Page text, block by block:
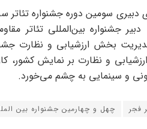
دبیری سومین دوره جشنواره تئاتر
جشنواره بین‌المللی تئاتر
بخش ارزشیابی و نظارت
و نظارت بر نمایش کشور،
و سینمایی به چشم می‌خورد.
فجر چهل و چهارمین جشنواره بین